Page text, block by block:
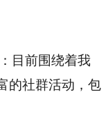
目前围绕着我
的社群活动，包